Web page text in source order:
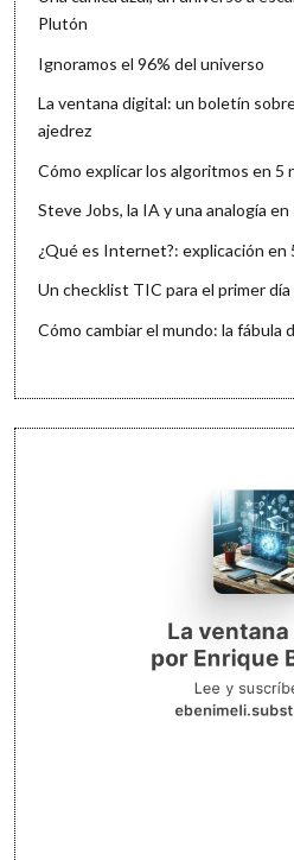
Plutón
Ignoramos el 96% del universo
La ventana digital: un boletín
ajedrez
Cómo explicar los algoritmos en 5
Steve Jobs, la IA y una analogía en
¿Qué es Internet?: explicación en
Un checklist TIC para el primer día
Cómo cambiar el mundo: la fábula